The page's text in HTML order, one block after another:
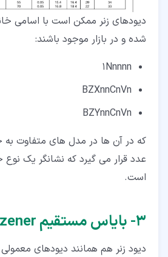
دیودهای زنر ممکن است با اسامی
شده و در بازار موجود باشند:
1Nnnnn
BZXnnCnVn
BZYnnCnVn
عدد قرار می گیرد که نشانگر یک
است.
۳‏- بایاس مستقیم zener
دیود زنر هم همانند دیودهای